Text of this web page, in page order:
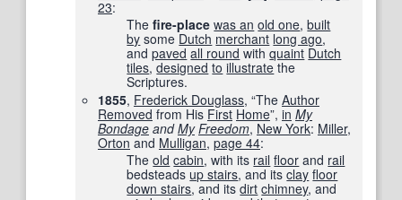
23:
Thefire-place was an old one,built
by some Dutch merchant long ago,
andpaved all round withquaint Dutch
tiles,designed to illustrate the
Scriptures.
1855, Frederick Douglass, “The Author
Removed from His First Home”, in My
Bondage andMy Freedom, New York: Miller,
Orton and Mulligan, page 44:
Theold cabin, with its rail floor and rail
bedsteads up stairs, and itsclay floor
down stairs, and itsdirt chimney, and